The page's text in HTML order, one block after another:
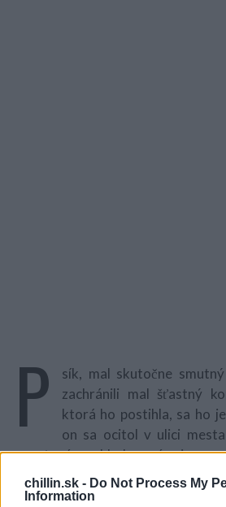
chillin.sk - Do Not Process My
Information
P
sík, mal skutočne
zachránili mal šťastný
ktorá ho postihla, sa ho
on sa ocitol v ulici
opustené a vyhladované zviera
len ležalo a čakalo čo sa bude
čakalo svoj koniec, nebyť